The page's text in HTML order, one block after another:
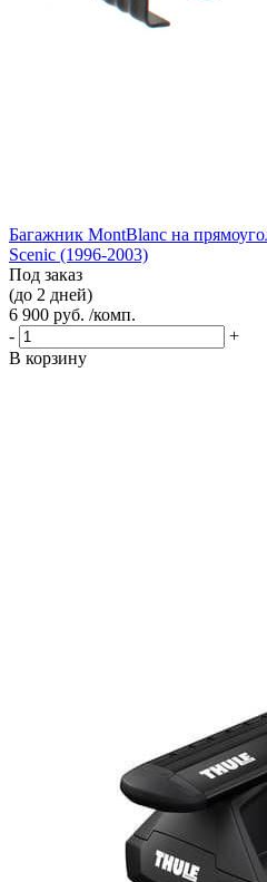
Багажник MontBlanc на
Scenic (1996-2003)
Под заказ
(до 2 дней)
6 900 руб. /комп.
-
+
В корзину